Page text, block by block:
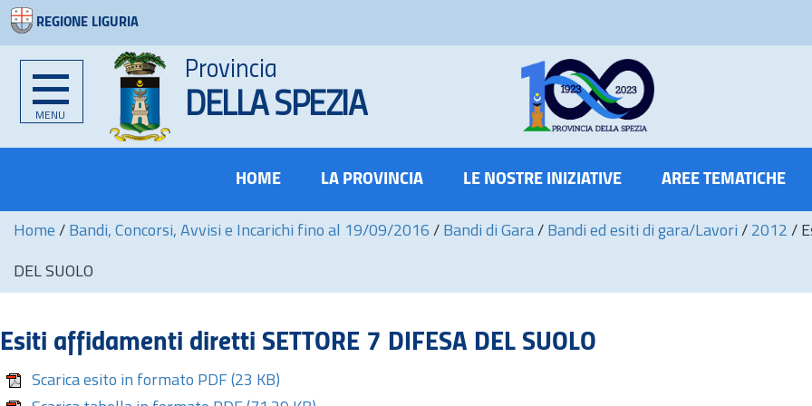
REGIONE LIGURIA
MENU
Provincia
DELLA SPEZIA
HOME LA PROVINCIA LE NOSTRE INIZIATIVE AREE TEMATICHE
Home / Bandi, Concorsi, Avvisi e Incarichi fino al 19/09/2016 / Bandi di Gara / Bandi ed esiti di gara/Lavori / 2012 /
DEL SUOLO
Esiti affidamenti diretti SETTORE 7 DIFESA DEL SUOLO
Scarica esito in formato PDF (23 KB)